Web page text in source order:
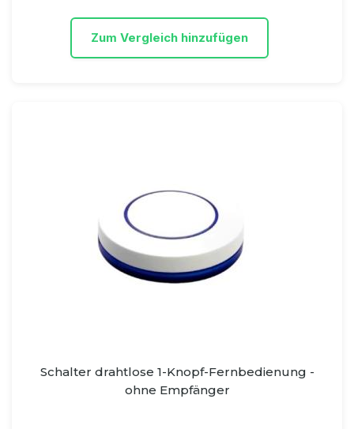
Zum Vergleich hinzufügen
Schalter drahtlose 1-Knopf-Fernbedienung -
ohne Empfänger